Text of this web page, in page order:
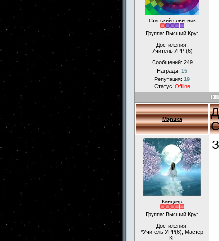
Статский советник
Группа: Высший Круг
Достижения:
Учитель УРР (6)
Сообщений: 249
Награды: 15
Репутация: 19
Статус: Offline
Мэрика
Канцлер
Группа: Высший Круг
Достижения:
*Учитель УРР(6), Мастер
КР